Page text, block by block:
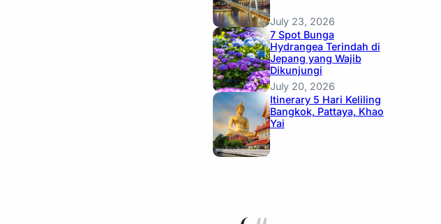
July 23, 2026
7 Spot Bunga
Hydrangea Terindah di
Jepang yang Wajib
Dikunjungi
July 20, 2026
Itinerary 5 Hari Keliling
Bangkok, Pattaya, Khao
Yai